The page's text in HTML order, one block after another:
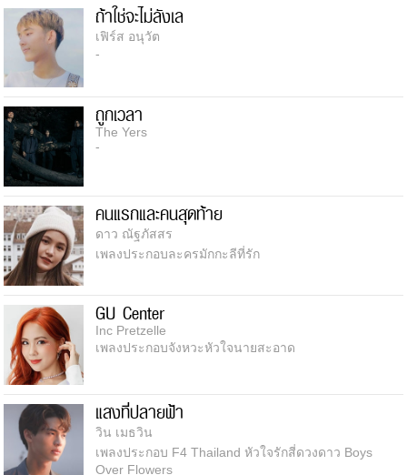
ถ้าใช่จะไม่ลังเล
เฟิร์ส อนุวัต
-
ถูกเวลา
The Yers
-
คนแรกและคนสุดท้าย
ดาว ณัฐภัสสร
เพลงประกอบละครมักกะลีที่รัก
GU Center
Inc Pretzelle
เพลงประกอบจังหวะหัวใจนายสะอาด
แสงที่ปลายฟ้า
วิน เมธวิน
เพลงประกอบ F4 Thailand หัวใจรักสี่ดวงดาว Boys
Over Flowers